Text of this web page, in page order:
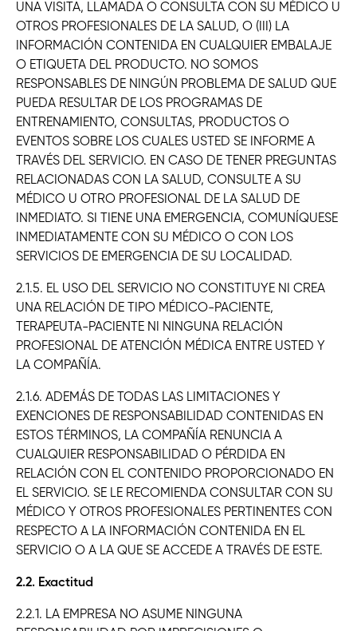
UNA VISITA, LLAMADA O CONSULTA CON SU MÉDICO U
OTROS PROFESIONALES DE LA SALUD, O (III) LA
INFORMACIÓN CONTENIDA EN CUALQUIER EMBALAJE
O ETIQUETA DEL PRODUCTO. NO SOMOS
RESPONSABLES DE NINGÚN PROBLEMA DE SALUD QUE
PUEDA RESULTAR DE LOS PROGRAMAS DE
ENTRENAMIENTO, CONSULTAS, PRODUCTOS O
EVENTOS SOBRE LOS CUALES USTED SE INFORME A
TRAVÉS DEL SERVICIO. EN CASO DE TENER PREGUNTAS
RELACIONADAS CON LA SALUD, CONSULTE A SU
MÉDICO U OTRO PROFESIONAL DE LA SALUD DE
INMEDIATO. SI TIENE UNA EMERGENCIA, COMUNÍQUESE
INMEDIATAMENTE CON SU MÉDICO O CON LOS
SERVICIOS DE EMERGENCIA DE SU LOCALIDAD.
2.1.5. EL USO DEL SERVICIO NO CONSTITUYE NI CREA
UNA RELACIÓN DE TIPO MÉDICO-PACIENTE,
TERAPEUTA-PACIENTE NI NINGUNA RELACIÓN
PROFESIONAL DE ATENCIÓN MÉDICA ENTRE USTED Y
LA COMPAÑÍA.
2.1.6. ADEMÁS DE TODAS LAS LIMITACIONES Y
EXENCIONES DE RESPONSABILIDAD CONTENIDAS EN
ESTOS TÉRMINOS, LA COMPAÑÍA RENUNCIA A
CUALQUIER RESPONSABILIDAD O PÉRDIDA EN
RELACIÓN CON EL CONTENIDO PROPORCIONADO EN
EL SERVICIO. SE LE RECOMIENDA CONSULTAR CON SU
MÉDICO Y OTROS PROFESIONALES PERTINENTES CON
RESPECTO A LA INFORMACIÓN CONTENIDA EN EL
SERVICIO O A LA QUE SE ACCEDE A TRAVÉS DE ESTE.
2.2. Exactitud
2.2.1. LA EMPRESA NO ASUME NINGUNA